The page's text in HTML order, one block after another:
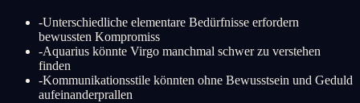
-Unterschiedliche elementare Bedürfnisse erfordern
bewussten Kompromiss
-Aquarius könnte Virgo manchmal schwer zu verstehen
finden
-Kommunikationsstile könnten ohne Bewusstsein und Geduld
aufeinanderprallen